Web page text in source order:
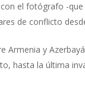
el fotógrafo -
de conflicto
y
hasta la última